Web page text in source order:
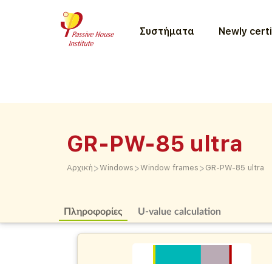
Συστήματα Newly
GR-PW-85 ultra
Αρχική >Windows >Window frames > GR-PW-85 ultra
Πληροφορίες U-value calculation